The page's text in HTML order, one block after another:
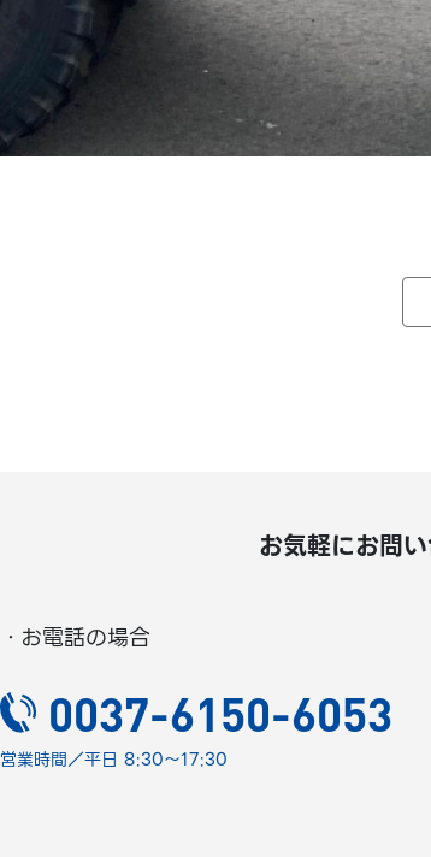
お気軽にお問
・お電話の場合
0037-6150-6053
営業時間／平日 8:30～17:30